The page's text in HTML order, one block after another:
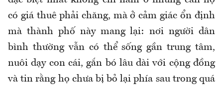
có giá thuê phải chăng, mà ở cảm giác ổn định
mà thành phố này mang lại: nơi người dân
bình thường vẫn có thể sống gần trung tâm,
nuôi dạy con cái, gắn bó lâu dài với cộng đồng
và tin rằng họ chưa bị bỏ lại phía sau trong quá